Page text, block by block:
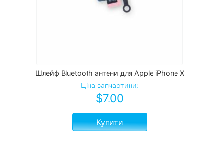
Шлейф Bluetooth антени для Apple iPhone X
Ціна запчастини:
$7.00
Купити